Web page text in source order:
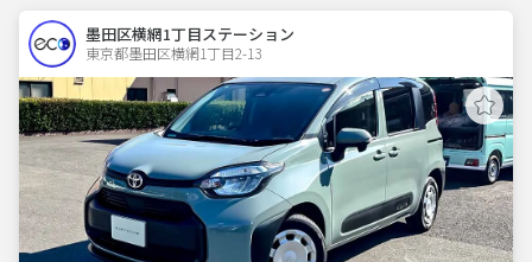
墨田区横網1丁目ステーション
東京都墨田区横網1丁目2-13